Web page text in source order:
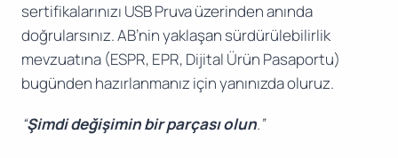
sertifikalarınızı USB Pruva üzerinden anında
doğrularsınız. AB’nin yaklaşan sürdürülebilirlik
mevzuatına (ESPR, EPR, Dijital Ürün Pasaportu)
bugünden hazırlanmanız için yanınızda oluruz.
“Şimdi değişimin bir parçası olun.”